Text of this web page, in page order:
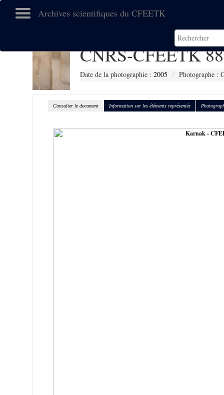
Archives scientifiques du CFEETK
CNRS-CFEETK
Date de la photographie : 2005 Photographe :
Consulter le document Information sur les éléments représentés